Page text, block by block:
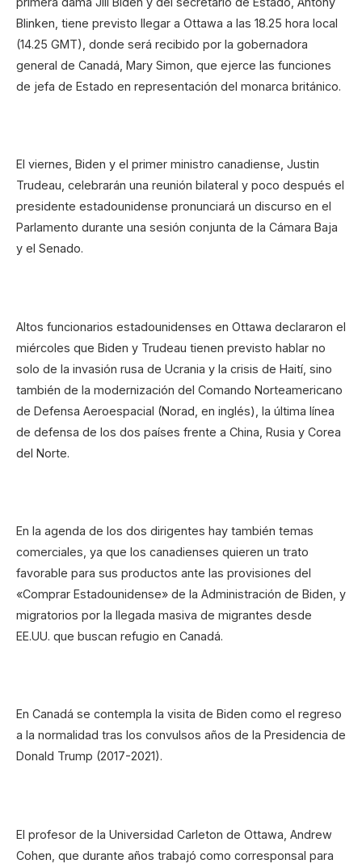
Blinken, tiene previsto llegar a Ottawa a las 18.25 hora local
(14.25 GMT), donde será recibido por la gobernadora
general de Canadá, Mary Simon, que ejerce las funciones
de jefa de Estado en representación del monarca británico.
El viernes, Biden y el primer ministro canadiense, Justin
Trudeau, celebrarán una reunión bilateral y poco después el
presidente estadounidense pronunciará un discurso en el
Parlamento durante una sesión conjunta de la Cámara Baja
y el Senado.
Altos funcionarios estadounidenses en Ottawa declararon el
miércoles que Biden y Trudeau tienen previsto hablar no
solo de la invasión rusa de Ucrania y la crisis de Haití, sino
también de la modernización del Comando Norteamericano
de Defensa Aeroespacial (Norad, en inglés), la última línea
de defensa de los dos países frente a China, Rusia y Corea
del Norte.
En la agenda de los dos dirigentes hay también temas
comerciales, ya que los canadienses quieren un trato
favorable para sus productos ante las provisiones del
«Comprar Estadounidense» de la Administración de Biden, y
migratorios por la llegada masiva de migrantes desde
EE.UU. que buscan refugio en Canadá.
En Canadá se contempla la visita de Biden como el regreso
a la normalidad tras los convulsos años de la Presidencia de
Donald Trump (2017-2021).
El profesor de la Universidad Carleton de Ottawa, Andrew
Cohen, que durante años trabajó como corresponsal para